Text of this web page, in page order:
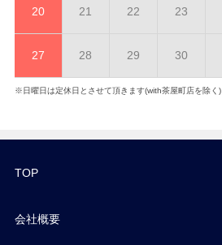
20 21 22 23
27 28 29 30
※日曜日は定休日とさせて頂きます(with茶屋町店を除く)
TOP
会社概要